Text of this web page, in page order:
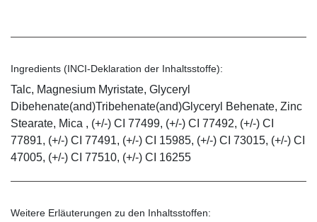
Ingredients (INCI-Deklaration der Inhaltsstoffe):
Talc, Magnesium Myristate, Glyceryl
Dibehenate(and)Tribehenate(and)Glyceryl Behenate, Zinc
Stearate, Mica , (+/-) CI 77499, (+/-) CI 77492, (+/-) CI
77891, (+/-) CI 77491, (+/-) CI 15985, (+/-) CI 73015, (+/-) CI
47005, (+/-) CI 77510, (+/-) CI 16255
Weitere Erläuterungen zu den Inhaltsstoffen: